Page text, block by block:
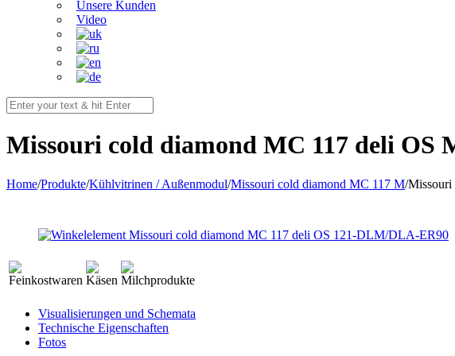
Unsere Kunden
Video
Missouri cold diamond MC 117 deli OS
Home/Produkte/Kühlvitrinen / Außenmodul/Missouri cold diamond MC 117 M/Missouri
Visualisierungen und Schemata
Technische Eigenschaften
Fotos